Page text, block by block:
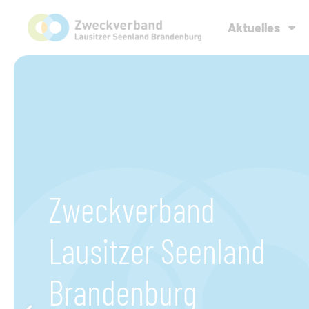
Aktuelles
Zweckverband
Lausitzer Seenland
Brandenburg